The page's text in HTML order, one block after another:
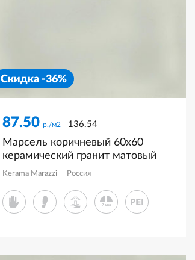
Скидка -36%
87.50 р./м2 136.54
Марсель коричневый 60x60
керамический гранит матовый
KM6060G0961R
Kerama Marazzi Россия